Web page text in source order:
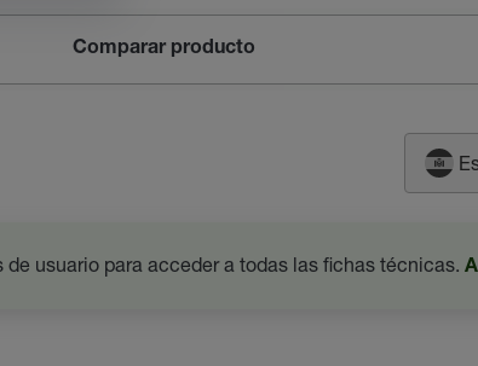
Comparar producto
usuario para acceder a todas las fichas técnicas.